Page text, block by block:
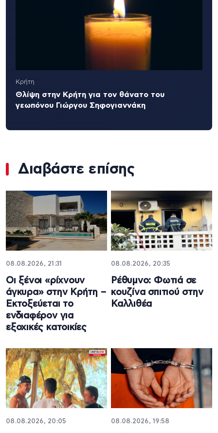
Κρήτη
Θλίψη στην Κρήτη για τον θάνατο του
γεωπόνου Γιώργου Σηφογιαννάκη
Διαβάστε επίσης
08.08.2026, 21:31
Οι ξένοι «ρίχνουν
άγκυρα» στην Κρήτη –
Εκτοξεύεται το
ενδιαφέρον για
εξοχικές κατοικίες
08.08.2026, 20:35
Ρέθυμνο: Φωτιά σε
κουζίνα σπιτιού στην
Καλλιθέα
08.08.2026, 20:05 08.08.2026, 19:58